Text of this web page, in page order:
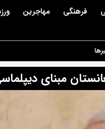
فرهنگی مهاجرین
مبنای